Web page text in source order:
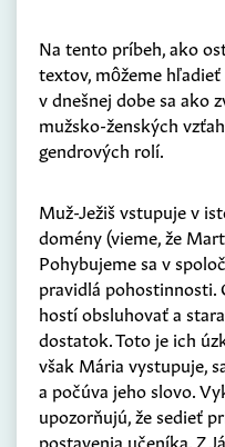
Na tento príbeh, ako
textov, môžeme
v dnešnej dobe sa ako
mužsko-ženských
gendrových rolí.
Muž-Ježiš vstupuje v
domény (vieme, že
Pohybujeme sa v
pravidlá pohostinnosti.
hostí obsluhovať a
dostatok. Toto je ich
však Mária vystupuje,
a počúva jeho slovo.
upozorňujú, že sedieť
postavenia učeníka. Z